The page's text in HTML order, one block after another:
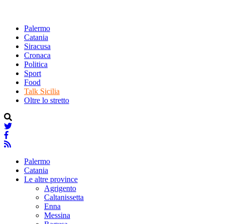
Palermo
Catania
Siracusa
Cronaca
Politica
Sport
Food
Talk Sicilia
Oltre lo stretto
Palermo
Catania
Le altre province
Agrigento
Caltanissetta
Enna
Messina